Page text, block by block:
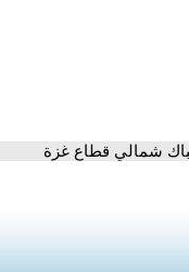
شمالي قطاع غزة